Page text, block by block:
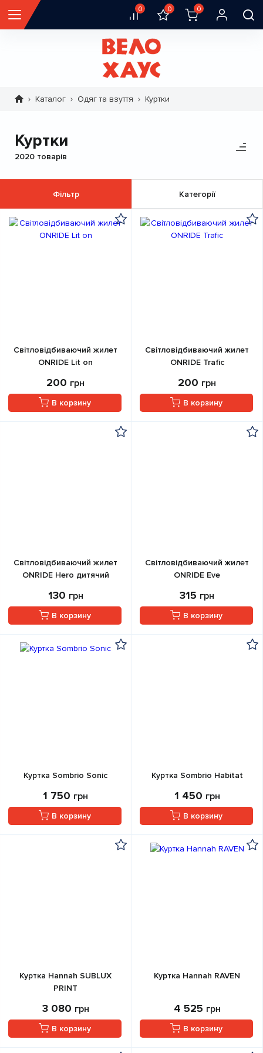
0 0 0
РядокКаталог Одяг та взуття Куртки
Куртки
Фільтр Категорії
2020 товарів
Світловідбиваючий жилет
ONRIDE Lit on
200 грн
В корзину
Світловідбиваючий жилет
ONRIDE Trafic
200 грн
В корзину
Світловідбиваючий жилет
ONRIDE Hero дитячий
130 грн
В корзину
Світловідбиваючий жилет
ONRIDE Eve
315 грн
В корзину
Куртка Sombrio Sonic
1 750 грн
В корзину
Куртка Sombrio Habitat
1 450 грн
В корзину
Куртка Hannah SUBLUX
PRINT
3 080 грн
В корзину
Куртка Hannah RAVEN
4 525 грн
В корзину